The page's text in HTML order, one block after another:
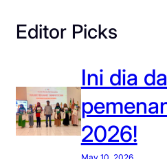
Editor Picks
Ini dia
2026!